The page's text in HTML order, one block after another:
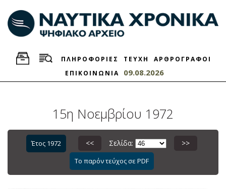
ΠΛΗΡΟΦΟΡΙΕΣ ΤΕΥΧΗ
ΑΡΘΡΟΓΡΑΦΟΙ
ΕΠΙΚΟΙΝΩΝΙΑ
09.08.2026
15η Νοεμβρίου 1972
Έτος 1972 << Σελίδα: >>
Το παρόν τεύχος σε PDF